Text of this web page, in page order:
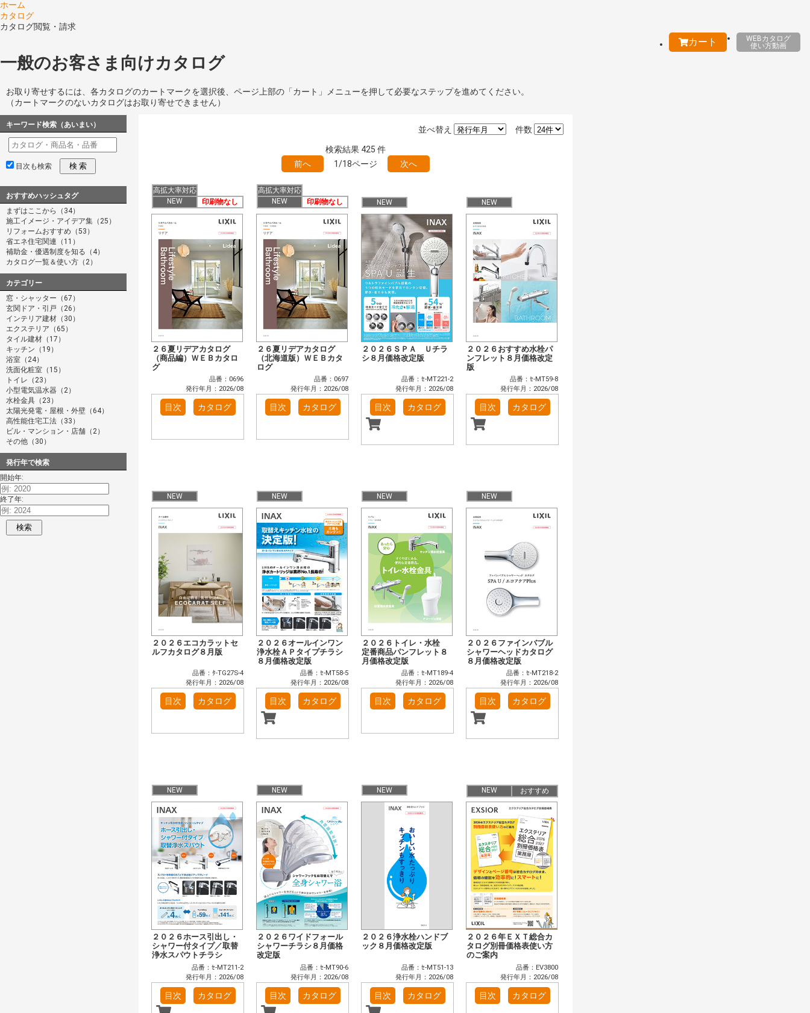
ホーム
カタログ
カタログ閲覧・請求
カート
WEBカタログ
使い方動画
一般のお客さま向けカタログ
お取り寄せするには、各カタログのカートマークを選択後、ページ上部の「カート」メニューを押して必要なステップを進めてください。
（カートマークのないカタログはお取り寄せできません）
キーワード検索（あいまい）
目次も検索 検 索
おすすめハッシュタグ
まずはここから（34）
施工イメージ・アイデア集（25）
リフォームおすすめ（53）
省エネ住宅関連（11）
補助金・優遇制度を知る（4）
カタログ一覧＆使い方（2）
カテゴリー
窓・シャッター（67）
玄関ドア・引戸（26）
インテリア建材（30）
エクステリア（65）
タイル建材（17）
キッチン（19）
浴室（24）
洗面化粧室（15）
トイレ（23）
小型電気温水器（2）
水栓金具（23）
太陽光発電・屋根・外壁（64）
高性能住宅工法（33）
ビル・マンション・店舗（2）
その他（30）
発行年で検索
開始年:
終了年:
検索
件数
並べ替え
検索結果 425 件
前へ
1/18ページ 次へ
高拡大率対応
NEW
印刷物なし
２６夏リデアカタログ
（商品編）ＷＥＢカタロ
グ
品番：0696
発行年月：2026/08
目次 カタログ
高拡大率対応
NEW
印刷物なし
２６夏リデアカタログ
（北海道版）ＷＥＢカタ
ログ
品番：0697
発行年月：2026/08
目次 カタログ
NEW
２０２６ＳＰＡ Ｕチラ
シ８月価格改定版
品番：ｾ-MT221-2
発行年月：2026/08
目次 カタログ
NEW
２０２６おすすめ水栓パ
ンフレット８月価格改定
版
品番：ｾ-MT59-8
発行年月：2026/08
目次 カタログ
NEW
２０２６エコカラットセ
ルフカタログ８月版
品番：ﾀ-TG27S-4
発行年月：2026/08
目次 カタログ
NEW
２０２６オールインワン
浄水栓ＡＰタイプチラシ
８月価格改定版
品番：ｾ-MT58-5
発行年月：2026/08
目次 カタログ
NEW
２０２６トイレ・水栓
定番商品パンフレット８
月価格改定版
品番：ｾ-MT189-4
発行年月：2026/08
目次 カタログ
NEW
２０２６ファインバブル
シャワーヘッドカタログ
８月価格改定版
品番：ｾ-MT218-2
発行年月：2026/08
目次 カタログ
NEW
２０２６ホース引出し・
シャワー付タイプ／取替
浄水スパウトチラシ
品番：ｾ-MT211-2
発行年月：2026/08
目次 カタログ
NEW
２０２６ワイドフォール
シャワーチラシ８月価格
改定版
品番：ｾ-MT90-6
発行年月：2026/08
目次 カタログ
NEW
２０２６浄水栓ハンドブ
ック８月価格改定版
品番：ｾ-MT51-13
発行年月：2026/08
目次 カタログ
NEW おすすめ
２０２６年ＥＸＴ総合カ
タログ別冊価格表使い方
のご案内
品番：EV3800
発行年月：2026/08
目次 カタログ